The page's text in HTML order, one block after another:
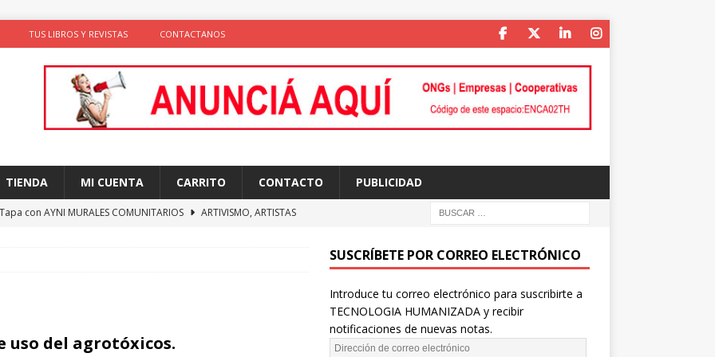
TUS LIBROS Y REVISTAS CONTACTANOS
TIENDA MI CUENTA CARRITO CONTACTO PUBLICIDAD
con AYNI MURALES COMUNITARIOS
ARTIVISMO, ARTISTAS
uso del agrotóxicos.
SUSCRÍBETE POR CORREO ELECTRÓNICO
Introduce tu correo electrónico para suscribirte a
TECNOLOGIA HUMANIZADA y recibir
notificaciones de nuevas notas.